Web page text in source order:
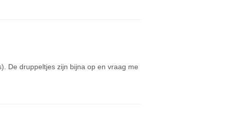
De druppeltjes zijn bijna op en vraag me